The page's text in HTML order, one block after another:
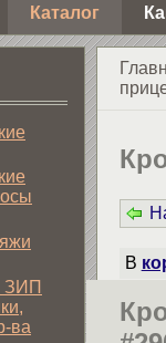
Каталог
В
ЗИП
ва